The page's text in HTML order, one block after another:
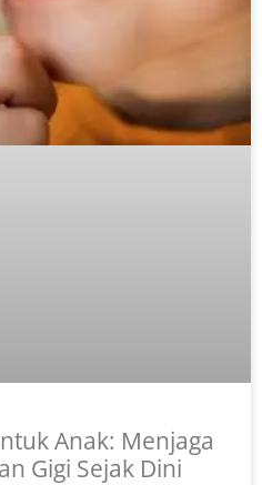
Anak: Menjaga
Gigi Sejak Dini